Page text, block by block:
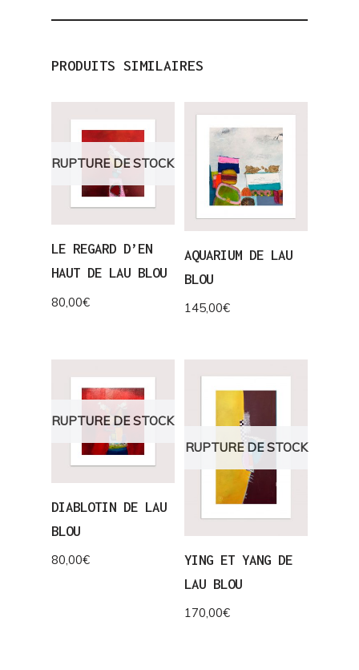
PRODUITS SIMILAIRES
RUPTURE DE STOCK
LE REGARD D’EN
HAUT DE LAU BLOU
80,00€
AQUARIUM DE LAU
BLOU
145,00€
RUPTURE DE STOCK
DIABLOTIN DE LAU
BLOU
80,00€
RUPTURE DE STOCK
YING ET YANG DE
LAU BLOU
170,00€